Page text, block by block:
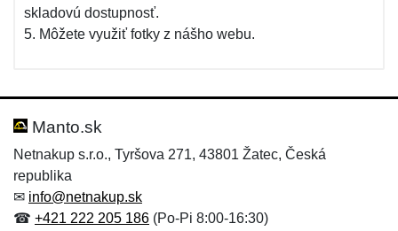
skladovú dostupnosť.
5. Môžete využiť fotky z nášho webu.
Manto.sk
Netnakup s.r.o., Tyršova 271, 43801 Žatec, Česká
republika
✉ info@netnakup.sk
☎ +421 222 205 186 (Po-Pi 8:00-16:30)